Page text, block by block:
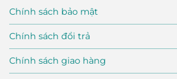
Chính sách bảo mật
Chính sách đổi trả
Chính sách giao hàng